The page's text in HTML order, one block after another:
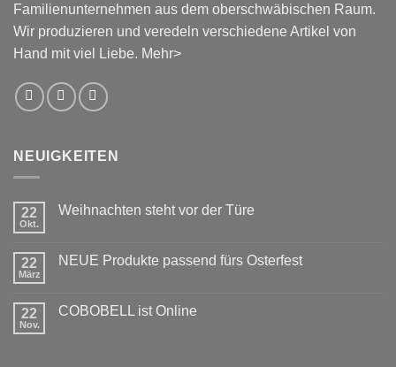
Familienunternehmen aus dem oberschwäbischen Raum.
Wir produzieren und veredeln verschiedene Artikel von
Hand mit viel Liebe. Mehr>
NEUIGKEITEN
22
Okt.
Weihnachten steht vor der Türe
Weihnachten
Türe
22
März
NEUE Produkte passend fürs Osterfest
NEUE
22
Nov.
COBOBELL ist Online